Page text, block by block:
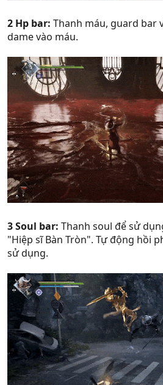
2 Hp bar: Thanh máu, guard bar
dame vào máu.
3 Soul bar: Thanh soul để sử
"Hiệp sĩ Bàn Tròn". Tự động hồi
sử dụng.